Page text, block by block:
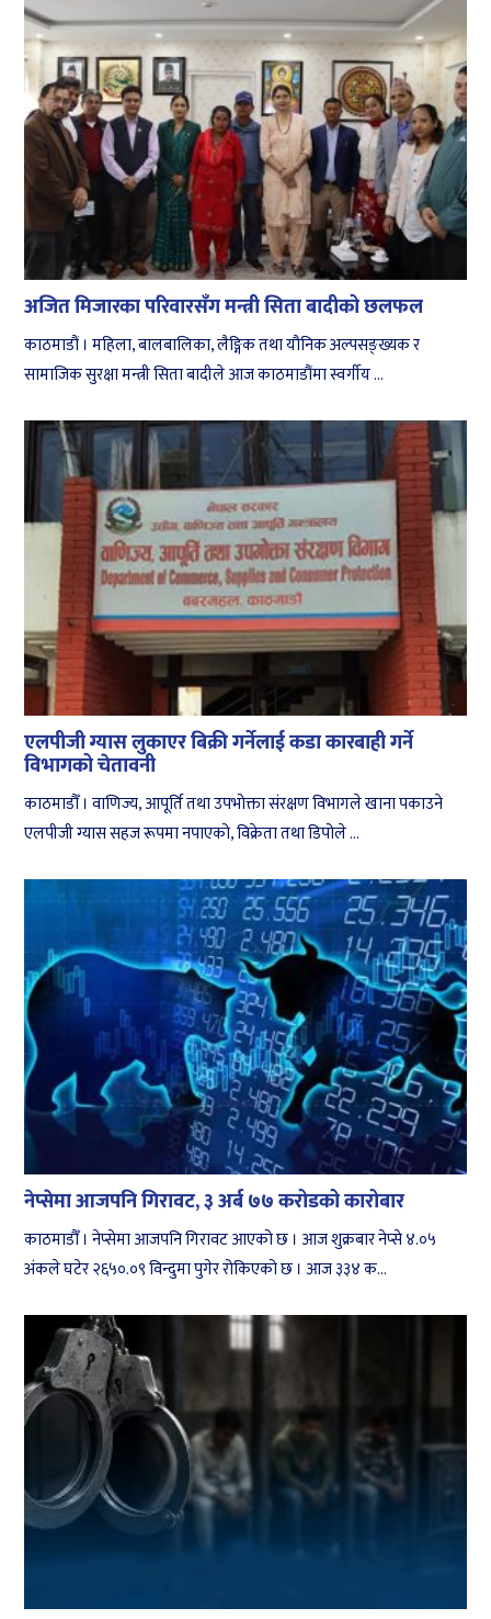
अजित मिजारका परिवारसँग मन्त्री सिता बादीको छलफल
काठमाडौं । महिला, बालबालिका, लैङ्गिक तथा यौनिक अल्पसङ्ख्यक र
सामाजिक सुरक्षा मन्त्री सिता बादीले आज काठमाडौंमा स्वर्गीय ...
एलपीजी ग्यास लुकाएर बिक्री गर्नेलाई कडा कारबाही गर्ने
विभागको चेतावनी
काठमाडौँ । वाणिज्य, आपूर्ति तथा उपभोक्ता संरक्षण विभागले खाना पकाउने
एलपीजी ग्यास सहज रूपमा नपाएको, विक्रेता तथा डिपोले ...
नेप्सेमा आजपनि गिरावट, ३ अर्ब ७७ करोडको कारोबार
काठमाडौँ । नेप्सेमा आजपनि गिरावट आएको छ । आज शुक्रबार नेप्से ४.०५
अंकले घटेर २६५०.०९ विन्दुमा पुगेर रोकिएको छ । आज ३३४ क...